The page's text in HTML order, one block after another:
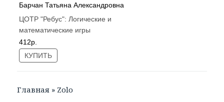
Барчан Татьяна Александровна
ЦОТР "Ребус": Логические и
математические игры
412р.
КУПИТЬ
Главная » Zolo